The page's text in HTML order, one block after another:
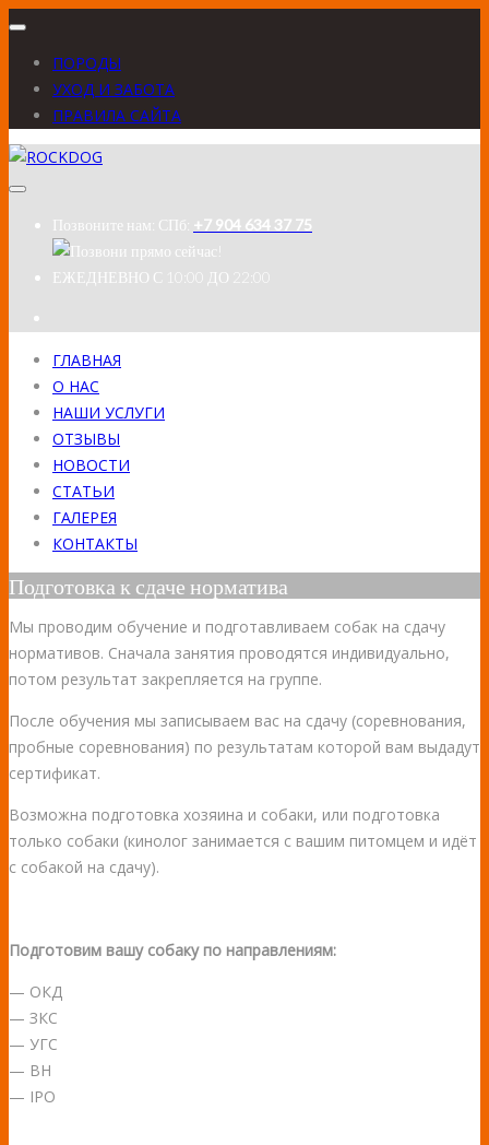
ПОРОДЫ
УХОД И ЗАБОТА
ПРАВИЛА САЙТА
Позвоните нам: СПб: +7 904 634 37 75
ЕЖЕДНЕВНО С 10:00 ДО 22:00
ГЛАВНАЯ
О НАС
НАШИ УСЛУГИ
ОТЗЫВЫ
НОВОСТИ
СТАТЬИ
ГАЛЕРЕЯ
КОНТАКТЫ
Подготовка к сдаче норматива
Мы проводим обучение и подготавливаем собак на сдачу
нормативов. Сначала занятия проводятся индивидуально,
потом результат закрепляется на группе.
После обучения мы записываем вас на сдачу (соревнования,
пробные соревнования) по результатам которой вам выдадут
сертификат.
Возможна подготовка хозяина и собаки, или подготовка
только собаки (кинолог занимается с вашим питомцем и идёт
с собакой на сдачу).
Подготовим вашу собаку по направлениям:
— ОКД
— ЗКС
— УГС
— ВН
— IPO